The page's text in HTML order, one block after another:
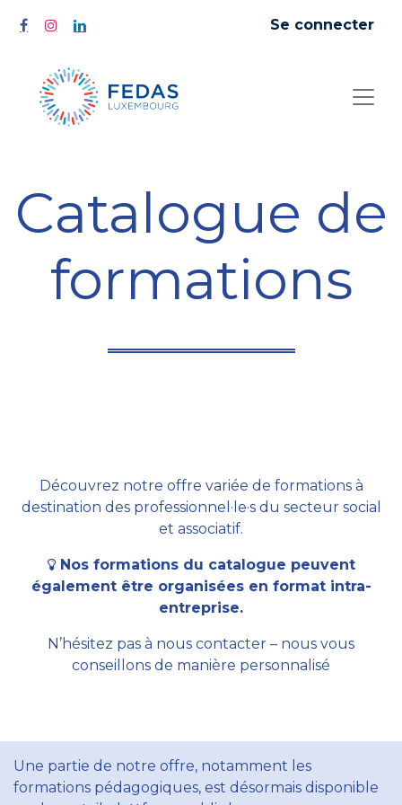
Se connecter
Catalogue de
formations
Découvrez notre offre variée de formations à
destination des professionnel·le·s du secteur social
et associatif.
Nos formations du catalogue peuvent
également être organisées en format intra-
entreprise.
N’hésitez pas à nous contacter – nous vous
conseillons de manière personnalisé
Une partie de notre offre, notamment les
formations pédagogiques, est désormais disponible